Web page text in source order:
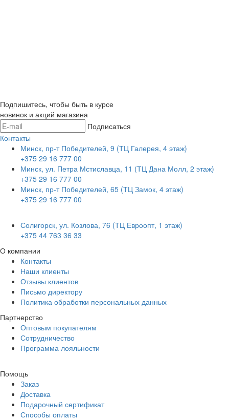
Подпишитесь, чтобы быть в курсе
новинок и акций магазина
Подписаться
Контакты
Минск, пр-т Победителей, 9 (ТЦ Галерея, 4 этаж)
+375 29 16 777 00
Минск, ул. Петра Мстиславца, 11 (ТЦ Дана Молл, 2 этаж)
+375 29 16 777 00
Минск, пр-т Победителей, 65 (ТЦ Замок, 4 этаж)
+375 29 16 777 00
Солигорск, ул. Козлова, 76 (ТЦ Евроопт, 1 этаж)
+375 44 763 36 33
О компании
Контакты
Наши клиенты
Отзывы клиентов
Письмо директору
Политика обработки персональных данных
Партнерство
Оптовым покупателям
Сотрудничество
Программа лояльности
Помощь
Заказ
Доставка
Подарочный сертификат
Способы оплаты